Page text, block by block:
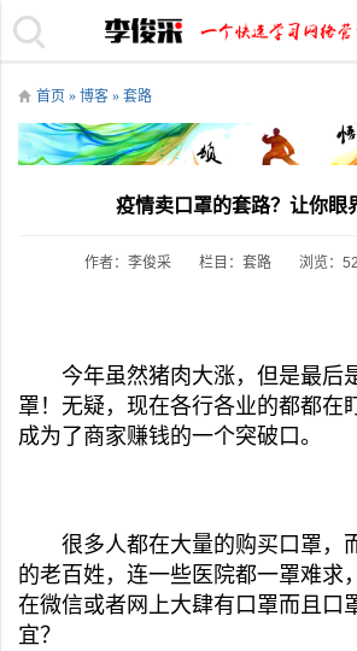
首页 » 博客 » 套路
疫情卖口罩的套路？让你眼
作者：李俊采 栏目： 套路 浏览：
今年虽然猪肉大涨，但是最后
罩！无疑，现在各行各业的都都在
成为了商家赚钱的一个突破口。
很多人都在大量的购买口罩，
的老百姓，连一些医院都一罩难求
在微信或者网上大肆有口罩而且口
宜？